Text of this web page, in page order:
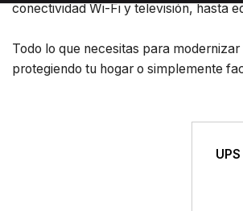
conectividad Wi-Fi y televisión, hasta
Todo lo que necesitas para
protegiendo tu hogar o simplemente